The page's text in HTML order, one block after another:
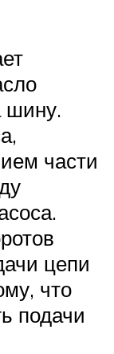
шину.
части
цепи
что
подачи